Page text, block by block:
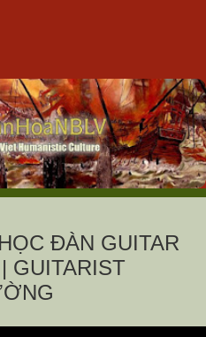
ĐÀN GUITAR
GUITARIST